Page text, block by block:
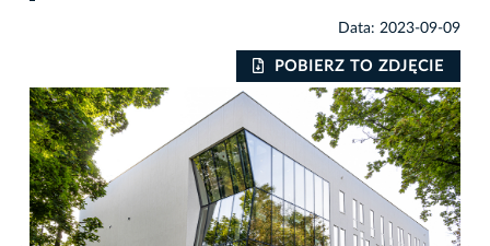
Data: 2023-09-09
POBIERZ TO ZDJĘCIE